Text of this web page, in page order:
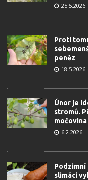
25.5.2026
Proti
peněz
18.5.2026
Únor je
stromů.
močovina
6.2.2026
Podzimní
slimáci